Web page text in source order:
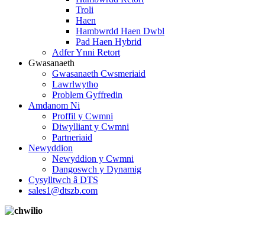
Troli
Haen
Hambwrdd Haen Dwbl
Pad Haen Hybrid
Adfer Ynni Retort
Gwasanaeth
Gwasanaeth Cwsmeriaid
Lawrlwytho
Problem Gyffredin
Amdanom Ni
Proffil y Cwmni
Diwylliant y Cwmni
Partneriaid
Newyddion
Newyddion y Cwmni
Dangoswch y Dynamig
Cysylltwch â DTS
sales1@dtszb.com